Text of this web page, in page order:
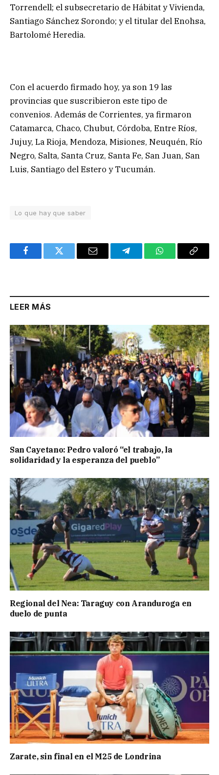
Torrendell; el subsecretario de Hábitat y Vivienda,
Santiago Sánchez Sorondo; y el titular del Enohsa,
Bartolomé Heredia.
Con el acuerdo firmado hoy, ya son 19 las
provincias que suscribieron este tipo de
convenios. Además de Corrientes, ya firmaron
Catamarca, Chaco, Chubut, Córdoba, Entre Ríos,
Jujuy, La Rioja, Mendoza, Misiones, Neuquén, Río
Negro, Salta, Santa Cruz, Santa Fe, San Juan, San
Luis, Santiago del Estero y Tucumán.
Lo que hay que saber
FacebookTwitter Email TelegramWhatsAppCopy
LEER MÁS
San Cayetano: Pedro valoró “el trabajo, la
solidaridad y la esperanza del pueblo”
Regional del Nea: Taraguy con Aranduroga en
duelo de punta
Zarate, sin final en el M25 de Londrina